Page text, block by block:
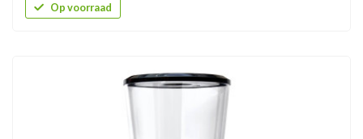
Op voorraad